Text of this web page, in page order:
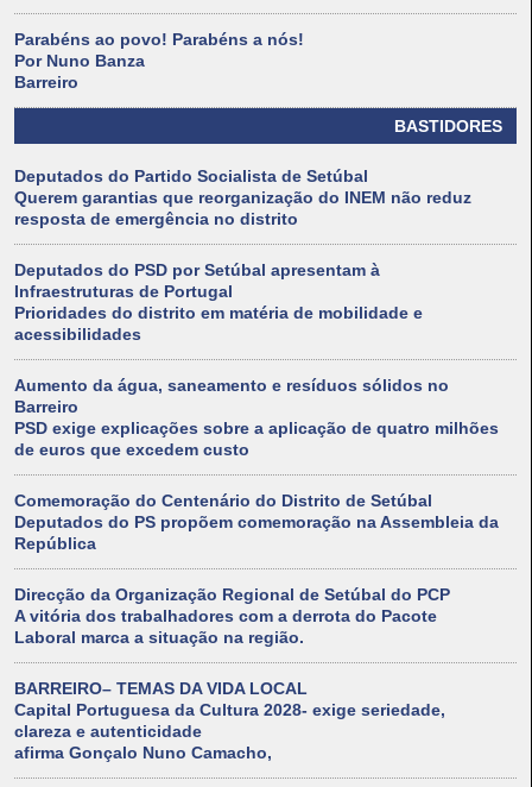
Parabéns ao povo! Parabéns a nós!
Por Nuno Banza
Barreiro
BASTIDORES
Deputados do Partido Socialista de Setúbal
Querem garantias que reorganização do INEM não reduz
resposta de emergência no distrito
Deputados do PSD por Setúbal apresentam à
Infraestruturas de Portugal
Prioridades do distrito em matéria de mobilidade e
acessibilidades
Aumento da água, saneamento e resíduos sólidos no
Barreiro
PSD exige explicações sobre a aplicação de quatro milhões
de euros que excedem custo
Comemoração do Centenário do Distrito de Setúbal
Deputados do PS propõem comemoração na Assembleia da
República
Direcção da Organização Regional de Setúbal do PCP
A vitória dos trabalhadores com a derrota do Pacote
Laboral marca a situação na região.
BARREIRO– TEMAS DA VIDA LOCAL
Capital Portuguesa da Cultura 2028- exige seriedade,
clareza e autenticidade
afirma Gonçalo Nuno Camacho,